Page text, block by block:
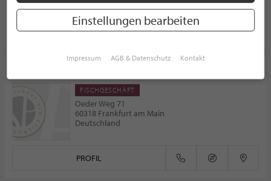
PROFIL
FISCHGESCHÄFT
Oeder Weg 71
60318 Frankfurt am Main
Deutschland
PROFIL
Einstellungen bearbeiten
Impressum AGB & Datenschutz Kontakt